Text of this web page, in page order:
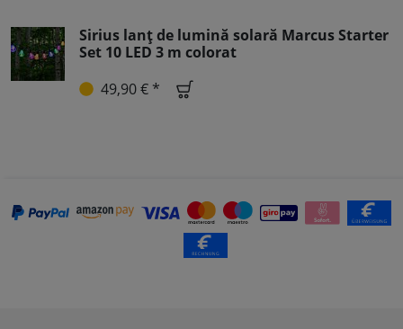
Sirius lanț de lumină solară Marcus Starter
Set 10 LED 3 m colorat
49,90 € *